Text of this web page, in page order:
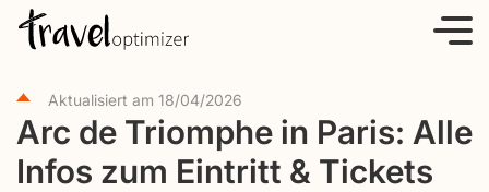
Aktualisiert am 18/04/2026
Arc de Triomphe in Paris: Alle
Infos zum Eintritt & Tickets